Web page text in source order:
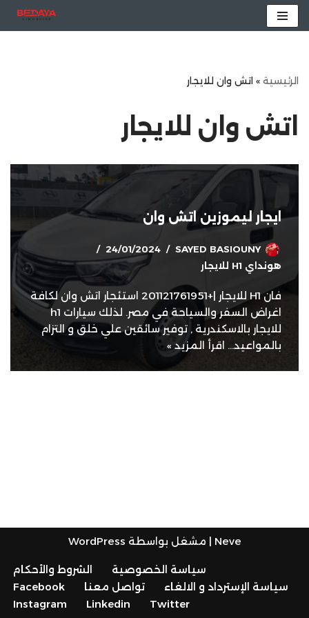
الرئيسية » اتش وان للايجار
اتش وان للايجار
ايجار ليموزين اتش وان
SAYED BASIOUNY
24/01/2024
هونداي H1 للايجار
فان H1 للايجار |+201121761951 استئجار اتش وان لكافة
اغراض السفر والسياحة في مصر. لذلك سيارات h1
للايجار بالاسكندرية , توفير سائقين علي خلق و التزام
بالمواعيد… اقرأ المزيد »
Neve | مشغل بواسطة WordPress
سياسة الخصوصية
الشروط والأحكام
سياسة الإسترداد و الالغاء
تواصل معنا
Facebook
Twitter
Linkedin
Instagram